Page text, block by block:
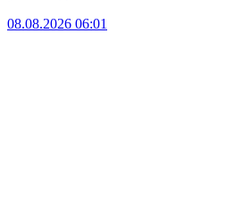
08.08.2026 06:01